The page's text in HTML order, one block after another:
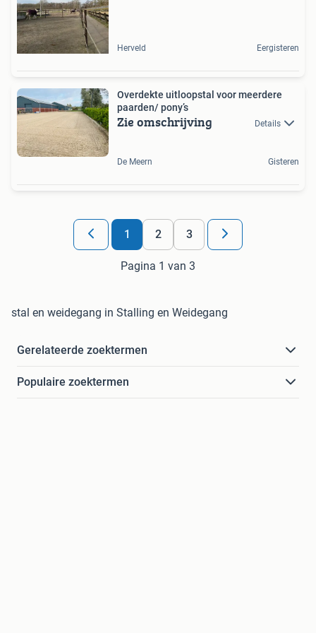
Herveld Eergisteren
Overdekte uitloopstal voor meerdere
paarden/ pony’s
Zie omschrijving Details
De Meern Gisteren
1 2 3
Pagina 1 van 3
stal en weidegang in Stalling en Weidegang
Gerelateerde zoektermen
Populaire zoektermen